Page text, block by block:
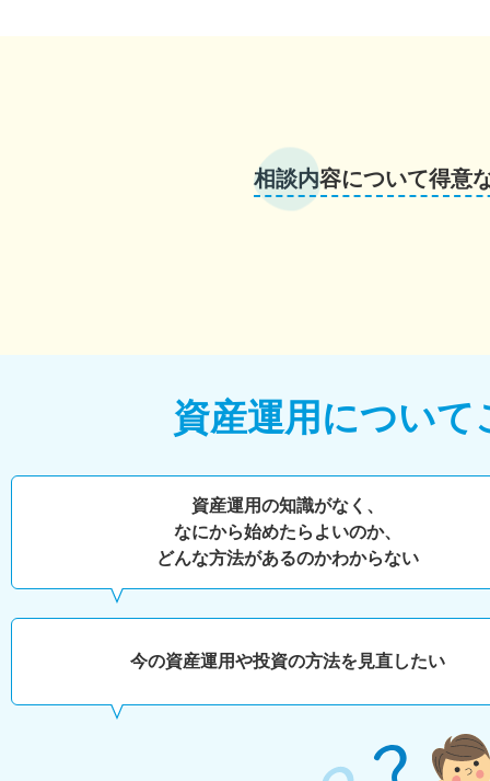
相談内容について得意
資産運用について
資産運用の知識がなく、
なにから始めたらよいのか、
どんな方法があるのかわからない
今の資産運用や投資の方法を見直したい